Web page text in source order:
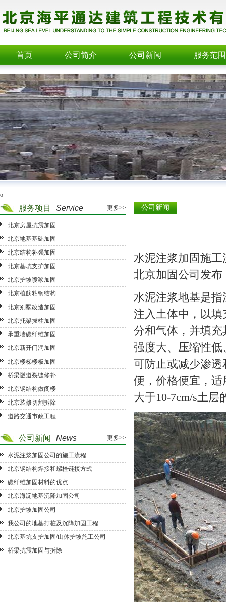
首页 公司简介 公司新闻 服务范围
o
服务项目 Service 更多>>
北京房屋抗震加固
北京地基基础加固
北京结构补强加固
北京基坑支护加固
北京护坡喷浆加固
北京植筋粘钢结构
北京别墅改造加固
北京托梁拔柱加固
承重墙碳纤维加固
北京新开门洞加固
北京楼梯楼板加固
桥梁隧道裂缝修补
北京钢结构做阁楼
北京装修切割拆除
道路交通市政工程
公司新闻 News 更多>>
水泥注浆加固公司的施工流程
北京钢结构焊接和螺栓链接方式
碳纤维加固材料的优点
北京海淀地基沉降加固公司
北京护坡加固公司
我公司的地基打桩及沉降加固工程
北京基坑支护加固/山体护坡施工公司
桥梁抗震加固与拆除
公司新闻
水泥注浆加固施工
北京加固公司 发布
水泥注浆地基是
注入土体中，以
分和气体，并填
强度大、压缩性
可防止或减少渗
便，价格便宜，
大于10-7cm/s土